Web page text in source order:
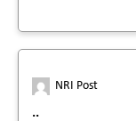
NRI Post
..